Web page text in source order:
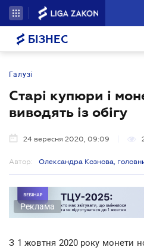
БІЗНЕС
Галузі
Старі купюри і
виводять із обігу
24 вересня 2020, 09:09
Автор: Олександра Кознова,
Реклама
З 1 жовтня 2020 року монети